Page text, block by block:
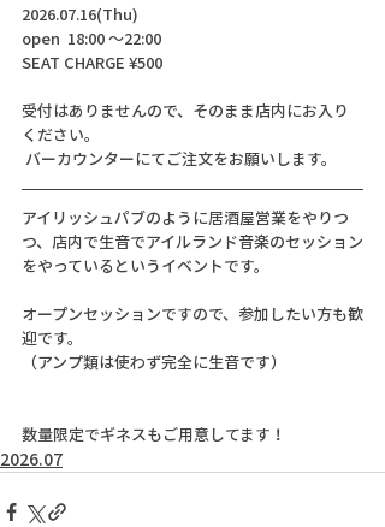
2026.07.16(Thu)
open  18:00 〜22:00
SEAT CHARGE ¥500
受付はありませんので、そのまま店内にお入り
ください。
バーカウンターにてご注文をお願いします。
アイリッシュパブのように居酒屋営業をやりつ
つ、店内で生音でアイルランド音楽のセッション
をやっているというイベントです。
オープンセッションですので、参加したい方も歓
迎です。
（アンプ類は使わず完全に生音です）
数量限定でギネスもご用意してます！
2026.07